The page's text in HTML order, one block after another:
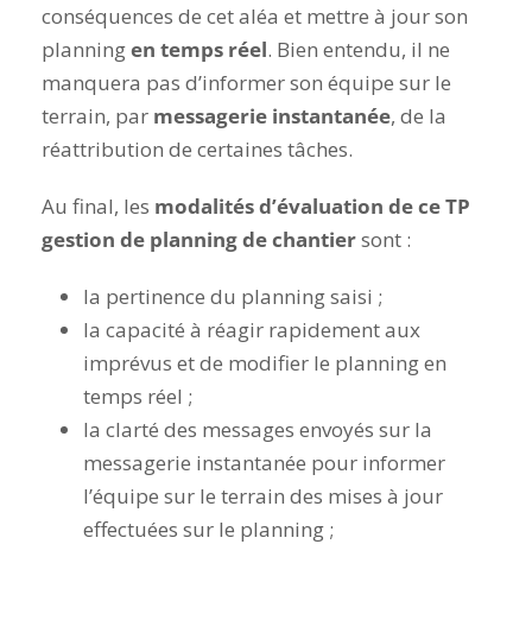
conséquences de cet aléa et mettre à jour son
planningen temps réel. Bien entendu, il ne
manquera pas d’informer son équipe sur le
terrain, par messagerie instantanée, de la
réattribution de certaines tâches.
Au final, les modalités d’évaluation de ce TP
gestion de planning de chantiersont :
la pertinence du planning saisi ;
la capacité à réagir rapidement aux
imprévus et de modifier le planning en
temps réel ;
la clarté des messages envoyés sur la
messagerie instantanée pour informer
l’équipe sur le terrain des mises à jour
effectuées sur le planning ;